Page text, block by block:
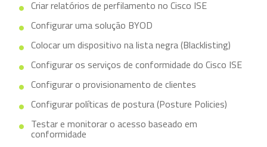
Criar relatórios de perfilamento no Cisco ISE
Configurar uma solução BYOD
Colocar um dispositivo na lista negra (Blacklisting)
Configurar os serviços de conformidade do Cisco ISE
Configurar o provisionamento de clientes
Configurar políticas de postura (Posture Policies)
Testar e monitorar o acesso baseado em
conformidade